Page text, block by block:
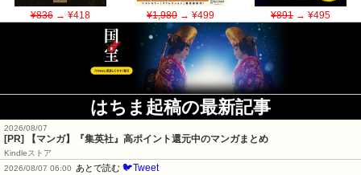
¥836→ ¥418 ¥1,980→ ¥499 ¥891→ ¥495
はちま起稿の最新記事
2026/08/07
[PR] 【マンガ】『集英社』高ポイント還元中のマンガまとめ
Kindleストア
2026/08/07 06:00
あとで読む 🐦Tweet